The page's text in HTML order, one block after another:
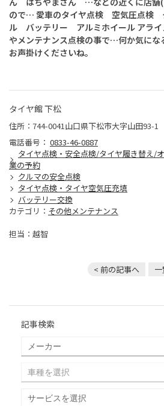
ので… 愛車のタイヤ点検 空気圧点検
ル バッテリー アルミホイール アライ
やメンテナンス点検の事で…何か気に
お声掛けくださいね。
タイヤ館 下松
住所：744-0041山口県下松市大字山田93-1
電話番号： 0833-46-0887
タイヤ点検・安全点検/タイヤ履き替え/
業の予約
クルマの安全点検
タイヤ点検・タイヤ空気圧充填
バッテリー交換
カテゴリ： その他メンテナンス
担当：越智
< 前の記事へ
記事検索